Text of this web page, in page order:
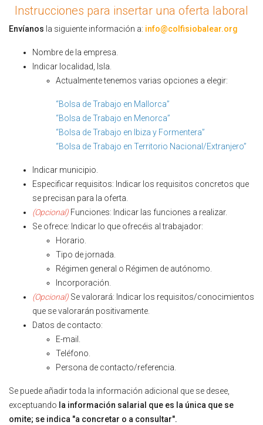
Instrucciones para insertar una oferta laboral
Envíanos la siguiente información a: info@colfisiobalear.org
Nombre de la empresa.
Indicar localidad, Isla.
Actualmente tenemos varias opciones a elegir:
“Bolsa de Trabajo en Mallorca”
“Bolsa de Trabajo en Menorca”
“Bolsa de Trabajo en Ibiza y Formentera”
“Bolsa de Trabajo en Territorio Nacional/Extranjero”
Indicar municipio.
Especificar requisitos: Indicar los requisitos concretos que
se precisan para la oferta.
(Opcional) Funciones: Indicar las funciones a realizar.
Se ofrece: Indicar lo que ofrecéis al trabajador:
Horario.
Tipo de jornada.
Régimen general o Régimen de autónomo.
Incorporación.
(Opcional) Se valorará: Indicar los requisitos/conocimientos
que se valorarán positivamente.
Datos de contacto:
E-mail.
Teléfono.
Persona de contacto/referencia.
Se puede añadir toda la información adicional que se desee,
exceptuando la información salarial que es la única que se
omite; se indica "a concretar o a consultar".